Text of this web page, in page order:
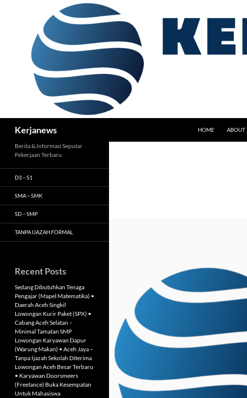
Kerjanews HOME ABOUT
Berita & Informasi Seputar
Pekerjaan Terbaru
D3 – S1
SMA – SMK
SD – SMP
TANPA IJAZAH FORMAL
Recent Posts
Sedang Dibutuhkan Tenaga
Pengajar (Mapel Matematika) •
Daerah Aceh Singkil
Lowongan Kurir Paket (SPX) •
Cabang Aceh Selatan –
Minimal Tamatan SMP
Lowongan Karyawan Dapur
(Warung Makan) • Aceh Jaya –
Tanpa Ijazah Sekolah Diterima
Lowongan Aceh Besar Terbaru
• Karyawan Doorsmeers
(Freelance) Buka Kesempatan
Untuk Mahasiswa